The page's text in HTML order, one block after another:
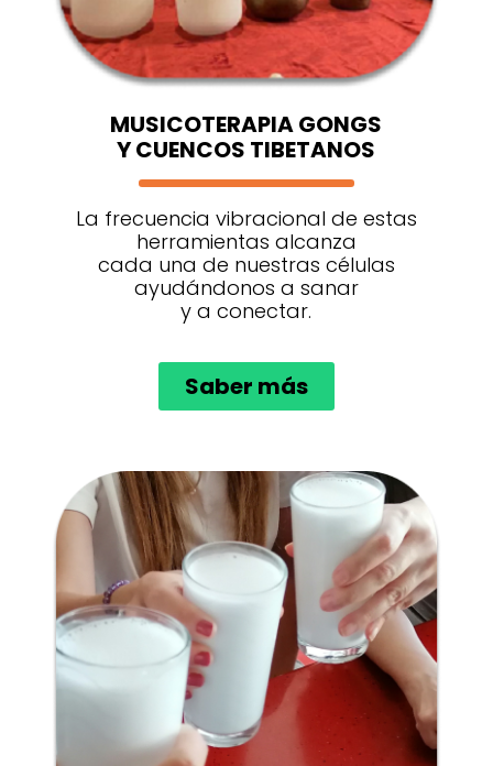
MUSICOTERAPIA GONGS
Y CUENCOS TIBETANOS
La frecuencia vibracional de estas
herramientas alcanza
cada una de nuestras células
ayudándonos a sanar
y a conectar.
Saber más